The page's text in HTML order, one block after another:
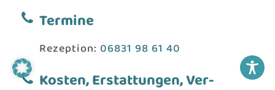
Termine
Rezeption: 06831 98 61 40
Kosten, Er­stattungen, Ver­